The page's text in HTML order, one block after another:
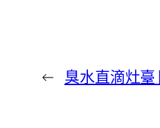
← 臭水直滴灶臺